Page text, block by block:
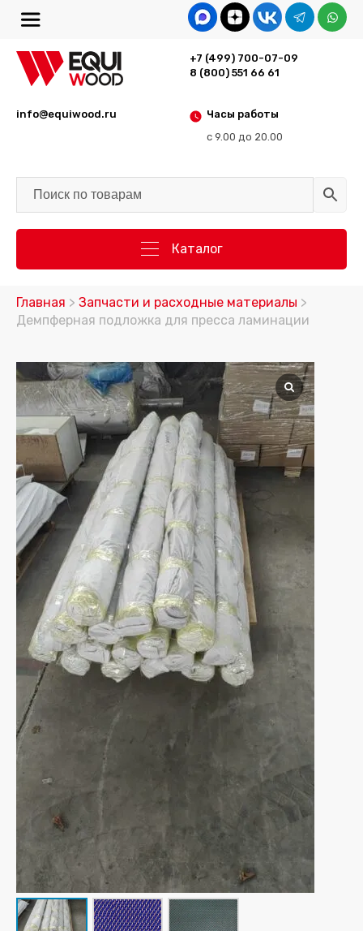
+7 (499) 700-07-09
8 (800) 551 66 61
Часы работы
с 9.00 до 20.00
info@equiwood.ru
Каталог
Главная > Запчасти и расходные материалы >
Демпферная подложка для пресса ламинации